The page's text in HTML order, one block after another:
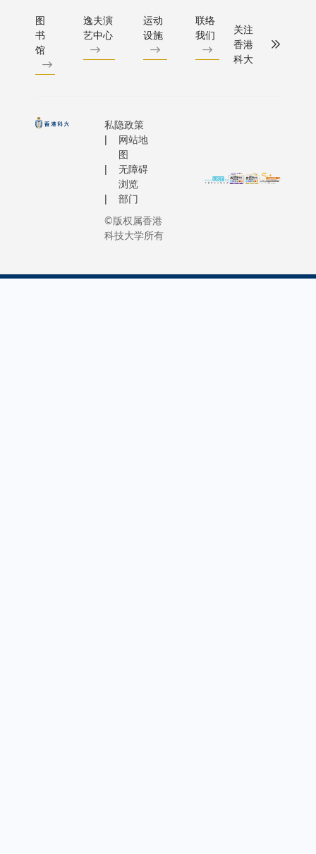
图
书
馆
逸夫演
艺中心
运动
设施
联络
我们
关注
香港
科大
私隐政策
网站地
图
无障碍
浏览
部门
©版权属香港
科技大学所有